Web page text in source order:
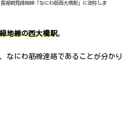
堀鶴見緑地線「なにわ筋西大橋駅」に改称しま
地線の西大橋駅。
なにわ筋線連絡であることが分かり